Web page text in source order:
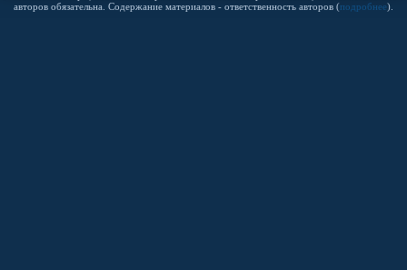
авторов обязательна. Содержание материалов - ответственность авторов (подробнее).